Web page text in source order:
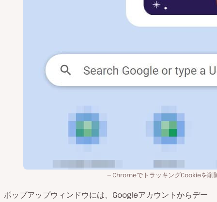
ChromeでトラッキングCookieを削
ポップアップウィンドウには、Googleアカウントからデー